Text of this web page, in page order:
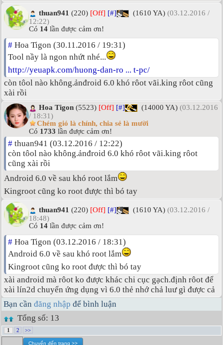
thuan941 (220) [Off] [#] (1610 YA) (03.12.2016 /
12:22)
Có 14 lần được cảm ơn!
# Hoa Tigon (30.11.2016 / 19:31)
Tool nầy là ngon nhứt nhé...
http://yeuapk.com/huong-dan-ro ... t-pc/
còn tôol nào không.ảnđroid 6.0 khó rôot vãi.king rôot cũng
xài rồi
Hoa Tigon (5523) [Off] [#] (14000 YA) (03.12.2016
/ 18:31)
Chém gió là chính, chia sẻ là mười
Có 1733 lần được cảm ơn!
# thuan941 (03.12.2016 / 12:22)
còn tôol nào không.ảnđroid 6.0 khó rôot vãi.king rôot
cũng xài rồi
Android 6.0 về sau khó root lắm
Kingroot cũng ko root được thì bó tay
thuan941 (220) [Off] [#] (1610 YA) (03.12.2016 /
18:48)
Có 14 lần được cảm ơn!
# Hoa Tigon (03.12.2016 / 18:31)
Android 6.0 về sau khó root lắm
Kingroot cũng ko root được thì bó tay
xài android mà rôot ko được khác chi cục gạch.định rôot để
xài lín2d chuyển ứng dụng vì 6.0 thẻ nhớ chả luư gì được cả
Bạn cần đăng nhập để bình luận
Tổng số: 13
1 2 >>